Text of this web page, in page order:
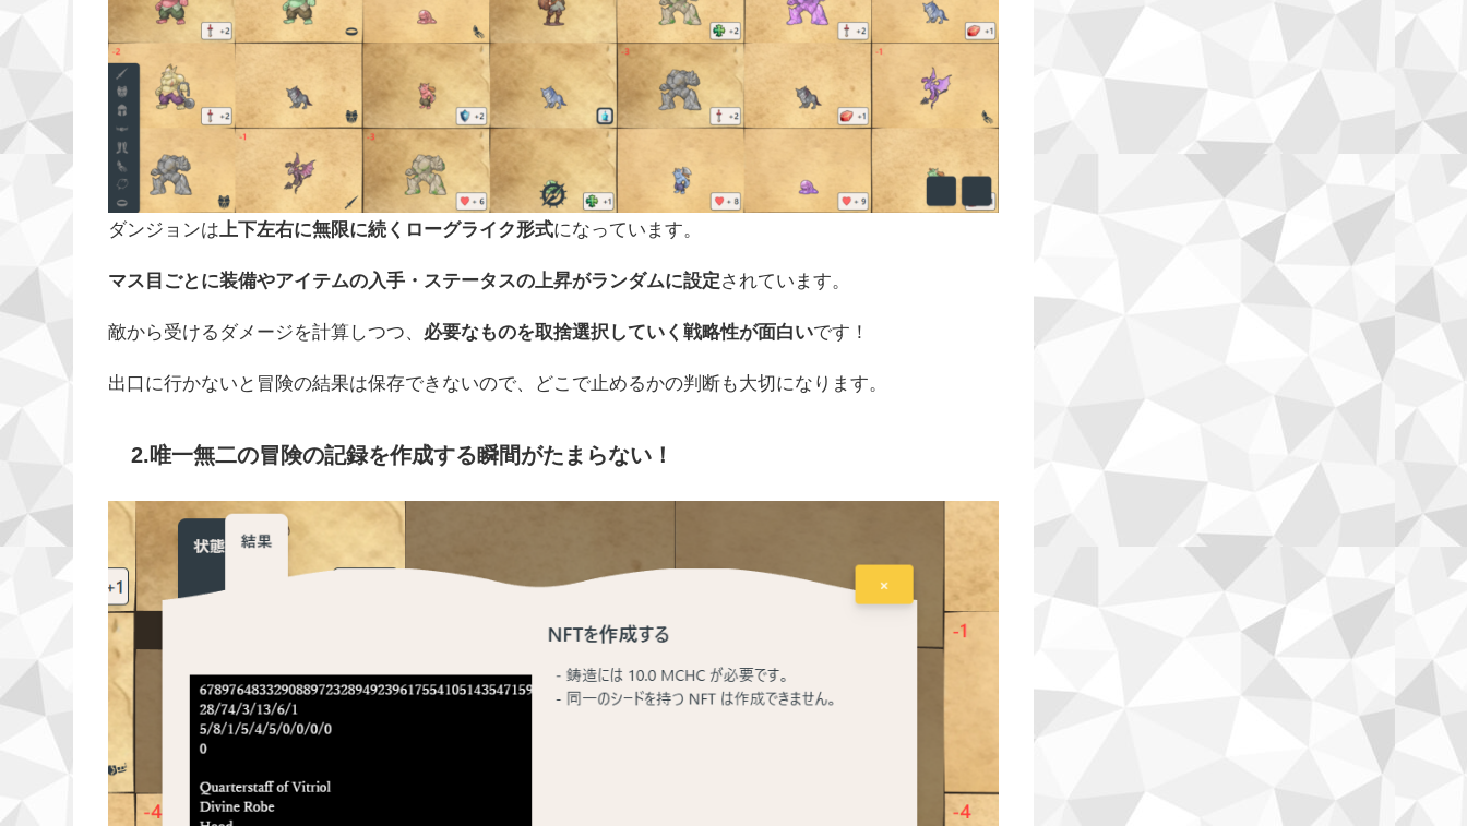
ダンジョンは 上下左右に無限に続くローグライク形式になっています。
マス目ごとに装備やアイテムの入手・ステータスの上昇がランダムに設定されています。
敵から受けるダメージを計算しつつ、 必要なものを取捨選択していく戦略性が面白いです！
出口に行かないと冒険の結果は保存できないので、どこで止めるかの判断も大切になります。
2.唯一無二の冒険の記録を作成する瞬間がたまらない！